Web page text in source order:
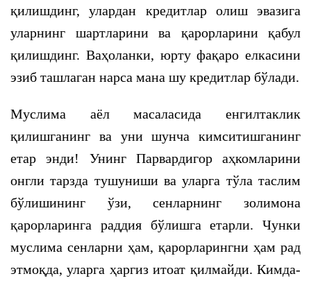
қилишдинг, улардан кредитлар олиш эвазига
уларнинг шартларини ва қарорларини қабул
қилишдинг. Ваҳоланки, юрту фақаро елкасини
эзиб ташлаган нарса мана шу кредитлар бўлади.
Муслима аёл масаласида енгилтаклик
қилишганинг ва уни шунча кимситишганинг
етар энди! Унинг Парвардигор аҳкомларини
онгли тарзда тушуниши ва уларга тўла таслим
бўлишининг ўзи, сенларнинг золимона
қарорларинга раддия бўлишга етарли. Чунки
муслима сенларни ҳам, қарорларингни ҳам рад
этмоқда, уларга ҳаргиз итоат қилмайди. Кимда-